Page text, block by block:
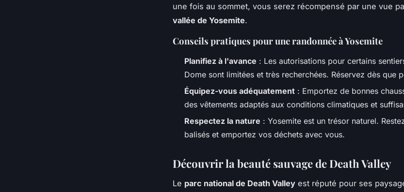
une fois au sommet, vous serez récompensé par une vue
vallée de Yosemite.
Conseils pratiques pour une randonnée à Yosemite
Planifiez à l'avance : Les autorisations pour certains
Dome sont limitées et très recherchées. Réservez dès que
Équipez-vous adéquatement : Emportez de bonnes
des vêtements adaptés aux conditions climatiques et
Respectez la nature : Yosemite est un trésor naturel.
balisés et emportez vos déchets avec vous.
Découvrir la beauté sauvage de Death Valley
Le parc national de Death Valley est réputé pour ses